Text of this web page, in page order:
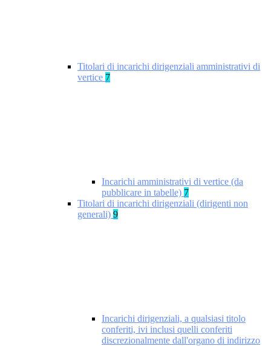
Titolari di incarichi dirigenziali amministrativi di
vertice 7
Incarichi amministrativi di vertice (da
pubblicare in tabelle) 7
Titolari di incarichi dirigenziali (dirigenti non
generali) 9
Incarichi dirigenziali, a qualsiasi titolo
conferiti, ivi inclusi quelli conferiti
discrezionalmente dall'organo di indirizzo